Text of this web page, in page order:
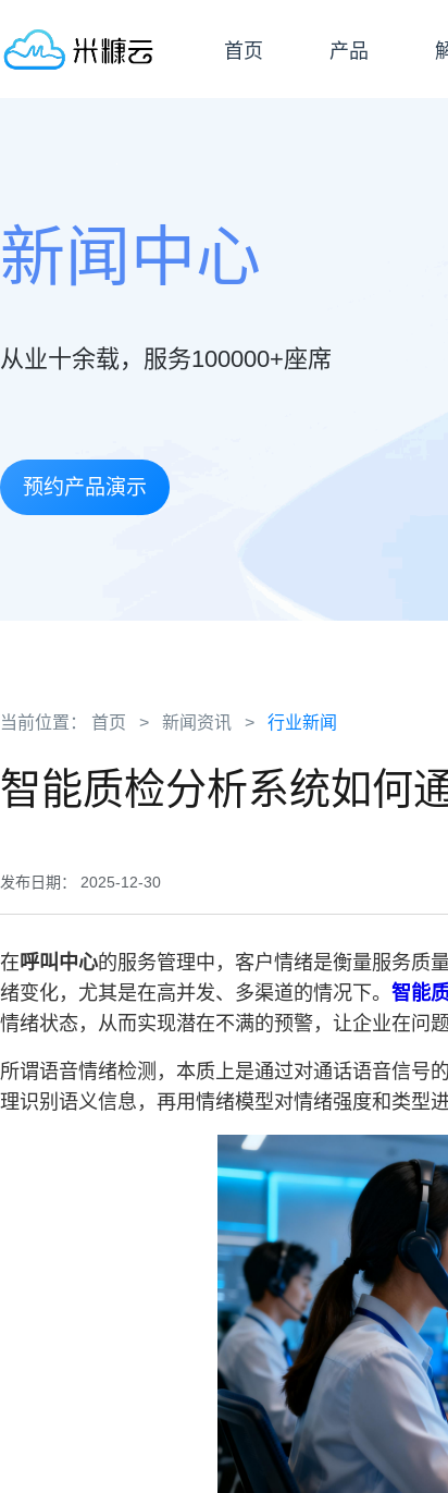
首页 产品
新闻中心
从业十余载，服务100000+座席
预约产品演示
当前位置： 首页 > 新闻资讯 > 行业新闻
智能质检分析系统如何
发布日期： 2025-12-30
在呼叫中心的服务管理中，客户情绪是衡量服务质
绪变化，尤其是在高并发、多渠道的情况下。 智能
情绪状态，从而实现潜在不满的预警，让企业在问
所谓语音情绪检测，本质上是通过对通话语音信号
理识别语义信息，再用情绪模型对情绪强度和类型